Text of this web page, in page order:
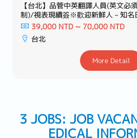
【台北】品管中英翻譯人員(英文
制)/視表現續簽※歡迎新鮮人－知名
39,000 NTD ~ 70,000 NTD
台北
More Detail
3 JOBS: JOB
EDICAL